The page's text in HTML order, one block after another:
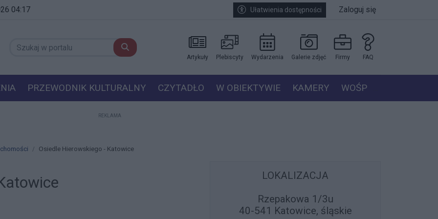
04:17 Ułatwienia dostępności Zaloguj się
Artykuły Plebiscyty Wydarzenia Galerie zdjęć Firmy FAQ
PRZEWODNIK KULTURALNY CZYTADŁO W OBIEKTYWIE KAMERY WOŚP
REKLAMA
Osiedle Hierowskiego - Katowice
LOKALIZACJA
Rzepakowa 1/3u
40-541 Katowice, śląskie